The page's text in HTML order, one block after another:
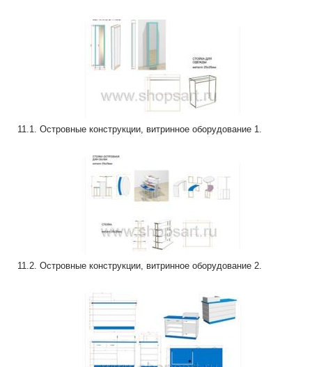
11.1. Островные конструкции, витринное оборудование 1.
11.2. Островные конструкции, витринное оборудование 2.